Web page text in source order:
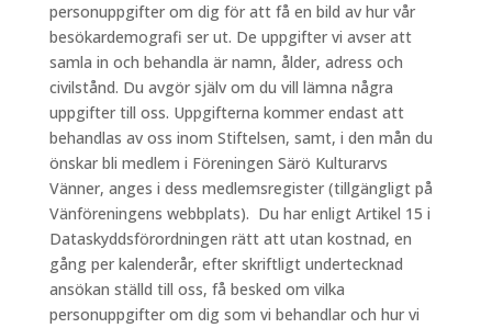
personuppgifter om dig för att få en bild av hur vår
besökardemografi ser ut. De uppgifter vi avser att
samla in och behandla är namn, ålder, adress och
civilstånd. Du avgör själv om du vill lämna några
uppgifter till oss. Uppgifterna kommer endast att
behandlas av oss inom Stiftelsen, samt, i den mån du
önskar bli medlem i Föreningen Särö Kulturarvs
Vänner, anges i dess medlemsregister (tillgängligt på
Vänföreningens webbplats). Du har enligt Artikel 15 i
Dataskyddsförordningen rätt att utan kostnad, en
gång per kalenderår, efter skriftligt undertecknad
ansökan ställd till oss, få besked om vilka
personuppgifter om dig som vi behandlar och hur vi